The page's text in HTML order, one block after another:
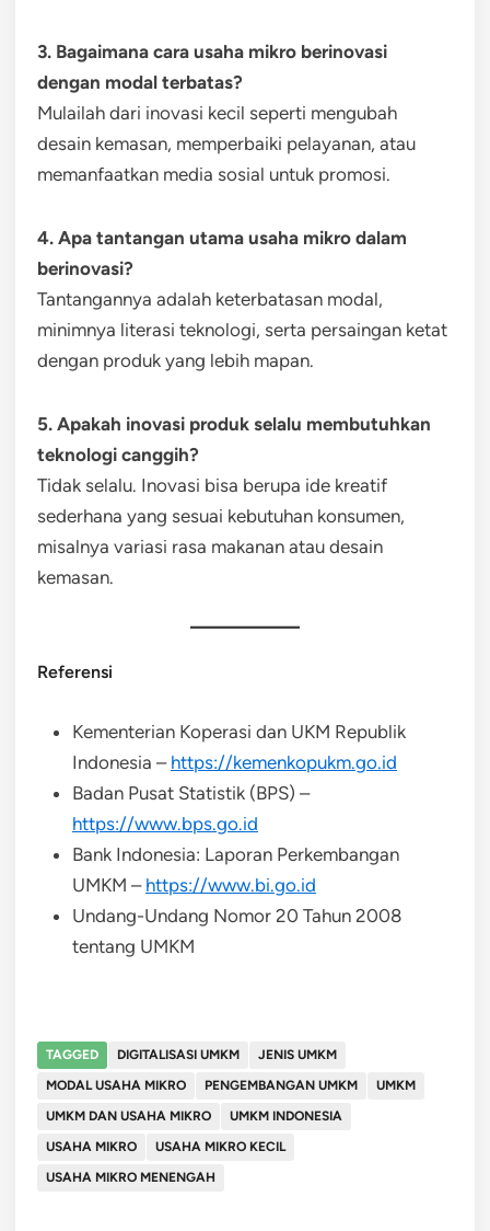
3. Bagaimana cara usaha mikro berinovasi
dengan modal terbatas?
Mulailah dari inovasi kecil seperti mengubah
desain kemasan, memperbaiki pelayanan, atau
memanfaatkan media sosial untuk promosi.
4. Apa tantangan utama usaha mikro dalam
berinovasi?
Tantangannya adalah keterbatasan modal,
minimnya literasi teknologi, serta persaingan ketat
dengan produk yang lebih mapan.
5. Apakah inovasi produk selalu membutuhkan
teknologi canggih?
Tidak selalu. Inovasi bisa berupa ide kreatif
sederhana yang sesuai kebutuhan konsumen,
misalnya variasi rasa makanan atau desain
kemasan.
Referensi
Kementerian Koperasi dan UKM Republik
Indonesia – https://kemenkopukm.go.id
Badan Pusat Statistik (BPS) –
https://www.bps.go.id
Bank Indonesia: Laporan Perkembangan
UMKM – https://www.bi.go.id
Undang-Undang Nomor 20 Tahun 2008
tentang UMKM
TAGGED DIGITALISASI UMKM
JENIS UMKM
MODAL USAHA MIKRO
PENGEMBANGAN UMKM
UMKM
UMKM DAN USAHA MIKRO
UMKM INDONESIA
USAHA MIKRO
USAHA MIKRO KECIL
USAHA MIKRO MENENGAH